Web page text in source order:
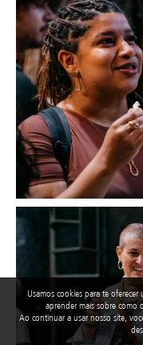
Usamos cookies para te
aprender mais sobre como
Ao continuar a usar nosso site,
Image